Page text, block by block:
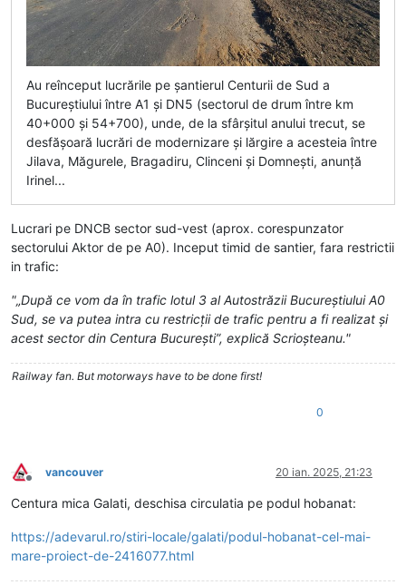
Au reînceput lucrările pe șantierul Centurii de Sud a
Bucureștiului între A1 și DN5 (sectorul de drum între km
40+000 și 54+700), unde, de la sfârșitul anului trecut, se
desfășoară lucrări de modernizare și lărgire a acesteia între
Jilava, Măgurele, Bragadiru, Clinceni și Domnești, anunță
Irinel...
Lucrari pe DNCB sector sud-vest (aprox. corespunzator
sectorului Aktor de pe A0). Inceput timid de santier, fara restrictii
in trafic:
"„După ce vom da în trafic lotul 3 al Autostrăzii Bucureștiului A0
Sud, se va putea intra cu restricții de trafic pentru a fi realizat și
acest sector din Centura București”, explică Scrioșteanu."
Railway fan. But motorways have to be done first!
0
Deconectat
vancouver 20 ian. 2025, 21:23
Centura mica Galati, deschisa circulatia pe podul hobanat:
https://adevarul.ro/stiri-locale/galati/podul-hobanat-cel-mai-
mare-proiect-de-2416077.html